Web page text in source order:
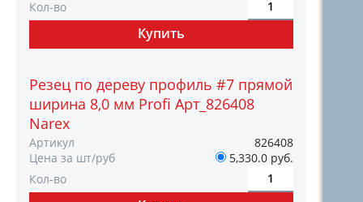
Кол-во
Резец по дереву профиль #7 прямой
ширина 8,0 мм Profi Арт_826408
Narex
Артикул
826408
Цена за шт/руб
5,330.0 руб.
Кол-во